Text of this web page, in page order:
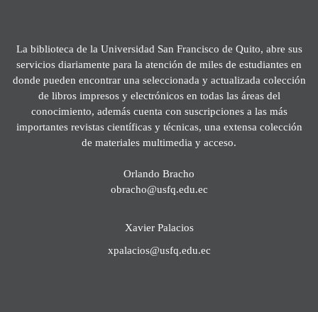
La biblioteca de la Universidad San Francisco de Quito, abre sus
servicios diariamente para la atención de miles de estudiantes en
donde pueden encontrar una seleccionada y actualizada colección
de libros impresos y electrónicos en todas las áreas del
conocimiento, además cuenta con suscripciones a las más
importantes revistas científicas y técnicas, una extensa colección
de materiales multimedia y acceso.
Orlando Bracho
obracho@usfq.edu.ec
Xavier Palacios
xpalacios@usfq.edu.ec